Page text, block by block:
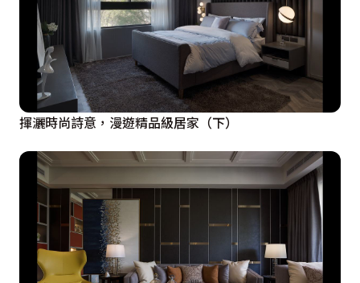
揮灑時尚詩意，漫遊精品級居家（下）